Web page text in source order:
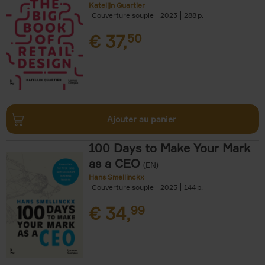
Katelijn Quartier
Couverture souple
2023 288
€ 37,50
Ajouter au panier
100 Days to Make Your Mark
as a CEO (EN)
Hans Smellinckx
Couverture souple
2025 144
€ 34,99